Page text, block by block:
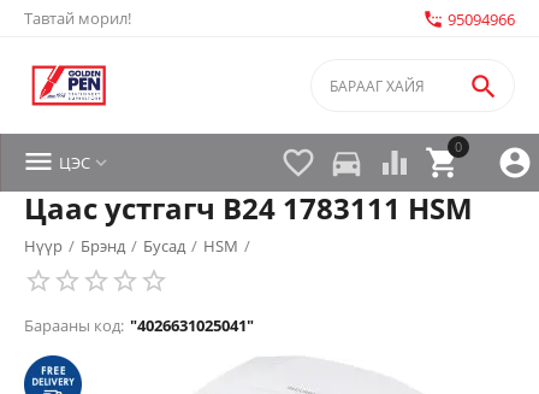
Тавтай морил! settings_phone 95094966


0

 directions_car 
 ЦЭС 
Цаас устгагч B24 1783111 HSM
Нүүр / Брэнд / Бусад / HSM /
Барааны код: "4026631025041"